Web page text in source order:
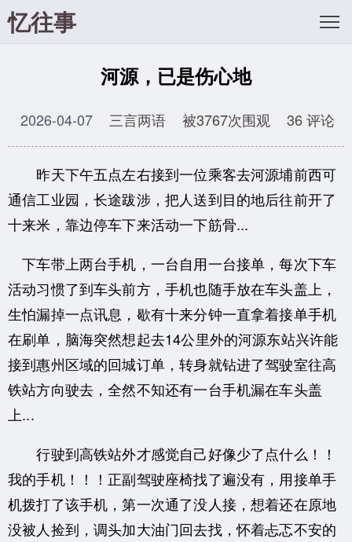
忆往事
河源，已是伤心地
2026-04-07 三言两语 被3767次围观 36 评论
昨天下午五点左右接到一位乘客去河源埔前西可
通信工业园，长途跋涉，把人送到目的地后往前开了
十来米，靠边停车下来活动一下筋骨...
下车带上两台手机，一台自用一台接单，每次下车
活动习惯了到车头前方，手机也随手放在车头盖上，
生怕漏掉一点讯息，歇有十来分钟一直拿着接单手机
在刷单，脑海突然想起去14公里外的河源东站兴许能
接到惠州区域的回城订单，转身就钻进了驾驶室往高
铁站方向驶去，全然不知还有一台手机漏在车头盖
上...
行驶到高铁站外才感觉自己好像少了点什么！！
我的手机！！！正副驾驶座椅找了遍没有，用接单手
机拨打了该手机，第一次通了没人接，想着还在原地
没被人捡到，调头加大油门回去找，怀着忐忑不安的